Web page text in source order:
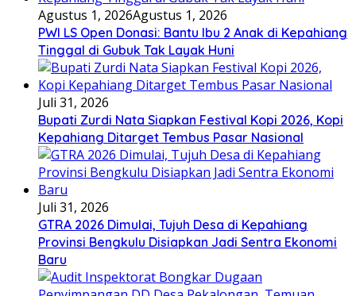
Agustus 1, 2026Agustus 1, 2026
PWI LS Open Donasi: Bantu Ibu 2 Anak di Kepahiang
Tinggal di Gubuk Tak Layak Huni
Juli 31, 2026
Bupati Zurdi Nata Siapkan Festival Kopi 2026, Kopi
Kepahiang Ditarget Tembus Pasar Nasional
Juli 31, 2026
GTRA 2026 Dimulai, Tujuh Desa di Kepahiang
Provinsi Bengkulu Disiapkan Jadi Sentra Ekonomi
Baru